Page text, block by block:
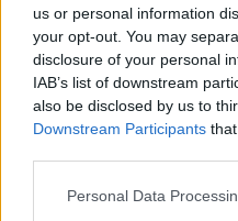
us or personal information
your opt-out. You may
disclosure of your personal
IAB’s list of downstream
also be disclosed by us to
Downstream Participants
Personal Data
Kultur
Mest lest siste syv dager